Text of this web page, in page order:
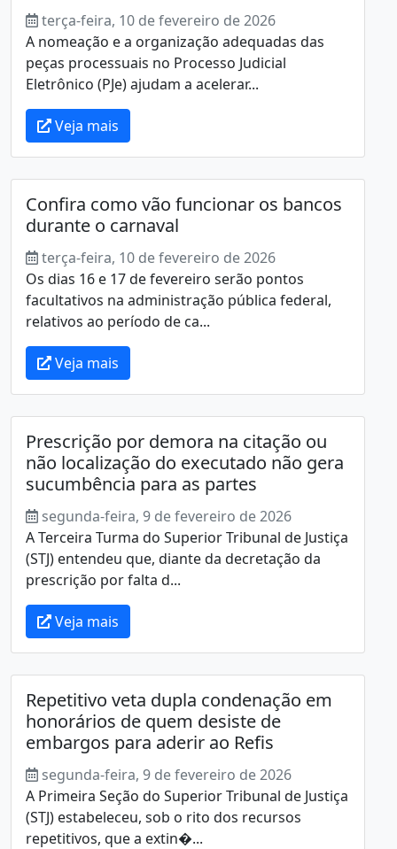
terça-feira, 10 de fevereiro de 2026
A nomeação e a organização adequadas das
peças processuais no Processo Judicial
Eletrônico (PJe) ajudam a acelerar...
Veja mais
Confira como vão funcionar os bancos
durante o carnaval
terça-feira, 10 de fevereiro de 2026
Os dias 16 e 17 de fevereiro serão pontos
facultativos na administração pública federal,
relativos ao período de ca...
Veja mais
Prescrição por demora na citação ou
não localização do executado não gera
sucumbência para as partes
segunda-feira, 9 de fevereiro de 2026
A Terceira Turma do Superior Tribunal de Justiça
(STJ) entendeu que, diante da decretação da
prescrição por falta d...
Veja mais
Repetitivo veta dupla condenação em
honorários de quem desiste de
embargos para aderir ao Refis
segunda-feira, 9 de fevereiro de 2026
A Primeira Seção do Superior Tribunal de Justiça
(STJ) estabeleceu, sob o rito dos recursos
repetitivos, que a extin�...